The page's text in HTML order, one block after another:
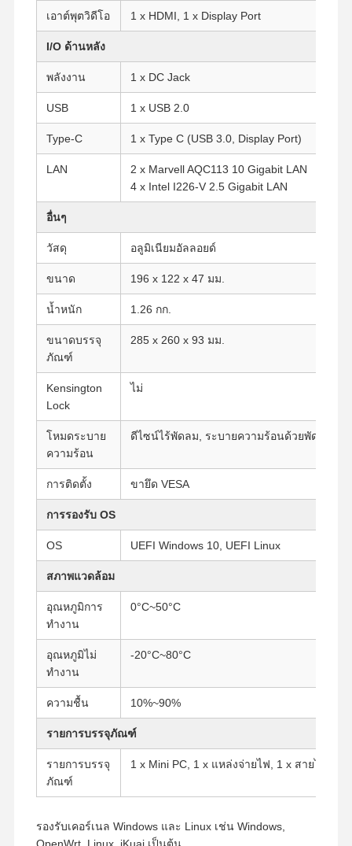
บ้าน ผลิตภัณฑ์ เกี่ยวกับเรา ทัวร์โรงงาน
ติดต่อเรา
พูดคุยกันตอน
Firewall มินิพีซี
คอมพิวเตอร์ตั้งแร็ค 1U
มินิพีซี POE
NAS มินิพีซี
Celeron มินิ PC
คอร์มมินิพีซี
ออฟฟิศมินิพีซี
เมนบอร์ดอุตสาหกรรม
แบอร์ดแม่ไฟวอลล์
เอาต์พุตวิดีโอ 1 x HDMI, 1 x Display Port
I/O ด้านหลัง
พลังงาน 1 x DC Jack
USB 1 x USB 2.0
Type-C 1 x Type C (USB 3.0, Display Port)
LAN
2 x Marvell AQC113 10 Gigabit LAN
4 x Intel I226-V 2.5 Gigabit LAN
อื่นๆ
วัสดุ อลูมิเนียมอัลลอยด์
ขนาด 196 x 122 x 47 มม.
น้ำหนัก 1.26 กก.
ขนาดบรรจุ
ภัณฑ์
285 x 260 x 93 มม.
Kensington
Lock
ไม่
โหมดระบาย
ความร้อน
ดีไซน์ไร้พัดลม, ระบายความร้อนด้วยพัดลมเสริ
การติดตั้ง ขายึด VESA
การรองรับ OS
OS UEFI Windows 10, UEFI Linux
สภาพแวดล้อม
อุณหภูมิการ
ทำงาน
0°C~50°C
อุณหภูมิไม่
ทำงาน
-20°C~80°C
ความชื้น 10%~90%
รายการบรรจุภัณฑ์
รายการบรรจุ
ภัณฑ์
1 x Mini PC, 1 x แหล่งจ่ายไฟ, 1 x สายไฟ, 1 x
รองรับเคอร์เนล Windows และ Linux เช่น Windows,
OpenWrt, Linux, iKuai เป็นต้น